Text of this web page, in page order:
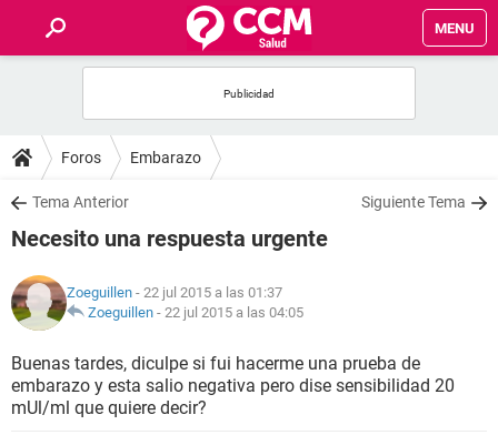
MENU
FOROS
SALUD
NUTRICIÓN
BIENESTAR
Foros Embarazo
Tema Anterior Siguiente Tema
Necesito una respuesta urgente
Zoeguillen - 22 jul 2015 a las 01:37
Zoeguillen - 22 jul 2015 a las 04:05
Buenas tardes, diculpe si fui hacerme una prueba de
embarazo y esta salio negativa pero dise sensibilidad 20
mUl/ml que quiere decir?